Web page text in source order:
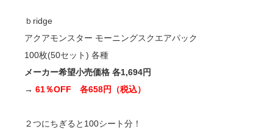
ｂridge
アクアモンスター モーニングスクエアパック
100枚(50セット) 各種
メーカー希望小売価格 各1,694円
→ 61％OFF 各658円（税込）
２つにちぎると100シート分！